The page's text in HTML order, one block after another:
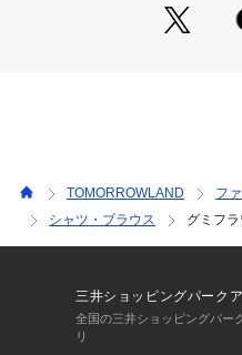
TOMORROWLAND フ
シャツ・ブラウス
グミフ
三井ショッピングパーク
全国の三井ショッピングパー
リ